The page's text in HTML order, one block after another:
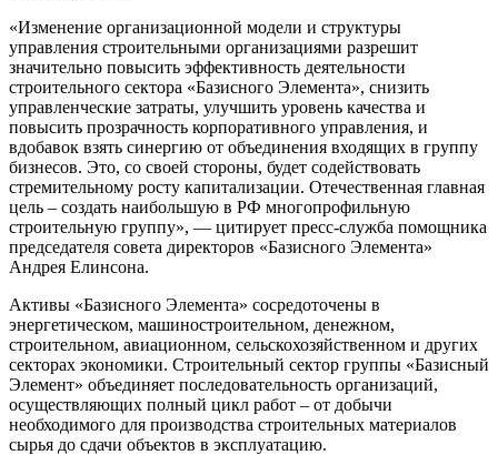
«Изменение организационной модели и структуры
управления строительными организациями разрешит
значительно повысить эффективность деятельности
строительного сектора «Базисного Элемента», снизить
управленческие затраты, улучшить уровень качества и
повысить прозрачность корпоративного управления, и
вдобавок взять синергию от объединения входящих в группу
бизнесов. Это, со своей стороны, будет содействовать
стремительному росту капитализации. Отечественная главная
цель – создать наибольшую в РФ многопрофильную
строительную группу», — цитирует пресс-служба помощника
председателя совета директоров «Базисного Элемента»
Андрея Елинсона.
Активы «Базисного Элемента» сосредоточены в
энергетическом, машиностроительном, денежном,
строительном, авиационном, сельскохозяйственном и других
секторах экономики. Строительный сектор группы «Базисный
Элемент» объединяет последовательность организаций,
осуществляющих полный цикл работ – от добычи
необходимого для производства строительных материалов
сырья до сдачи объектов в эксплуатацию.